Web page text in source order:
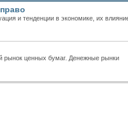
и тенденции в экономике, их
рынок ценных бумаг. Денежные рынки